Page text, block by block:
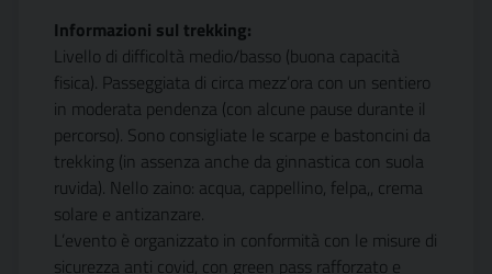
Informazioni sul trekking:
Livello di difficoltà medio/basso (buona capacità
fisica). Passeggiata di circa mezz’ora con un sentiero
in moderata pendenza (con alcune pause durante il
percorso). Sono consigliate le scarpe e bastoncini da
trekking (in assenza anche da ginnastica con suola
ruvida). Nello zaino: acqua, cappellino, felpa,, crema
solare e antizanzare.
L’evento è organizzato in conformità con le misure di
sicurezza anti covid, con green pass rafforzato e